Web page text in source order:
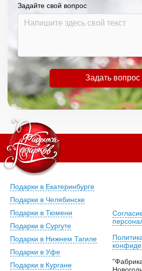
Задайте свой вопрос
Задать вопрос
Подарки в Екатеринбурге
Подарки в Челябинске
Подарки в Тюмени
Подарки в Сургуте
Подарки в Нижнем Тагиле
Подарки в Уфе
Подарки в Кургане